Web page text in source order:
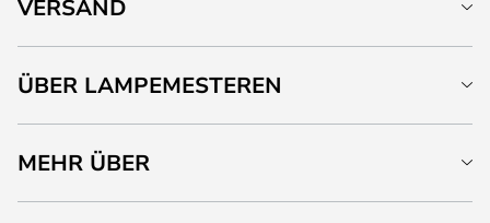
VERSAND
ÜBER LAMPEMESTEREN
MEHR ÜBER